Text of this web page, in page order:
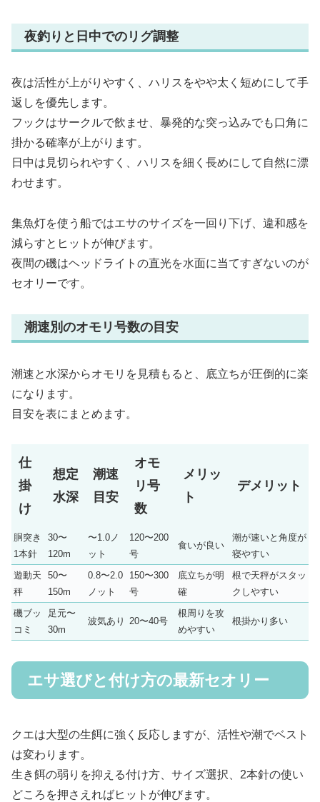
夜釣りと日中でのリグ調整
夜は活性が上がりやすく、ハリスをやや太く短めにして手
返しを優先します。
フックはサークルで飲ませ、暴発的な突っ込みでも口角に
掛かる確率が上がります。
日中は見切られやすく、ハリスを細く長めにして自然に漂
わせます。
集魚灯を使う船ではエサのサイズを一回り下げ、違和感を
減らすとヒットが伸びます。
夜間の磯はヘッドライトの直光を水面に当てすぎないのが
セオリーです。
潮速別のオモリ号数の目安
潮速と水深からオモリを見積もると、底立ちが圧倒的に楽
になります。
目安を表にまとめます。
仕
掛
け
想定
水深
潮速
目安
オモ
リ号
数
メリッ
ト
デメリット
胴突き
1本針
30〜
120m
〜1.0ノ
ット
120〜200
号
食いが良い
潮が速いと角度が
寝やすい
遊動天
秤
50〜
150m
0.8〜2.0
ノット
150〜300
号
底立ちが明
確
根で天秤がスタッ
クしやすい
磯ブッ
コミ
足元〜
30m
波気あり 20〜40号
根周りを攻
めやすい
根掛かり多い
エサ選びと付け方の最新セオリー
クエは大型の生餌に強く反応しますが、活性や潮でベスト
は変わります。
生き餌の弱りを抑える付け方、サイズ選択、2本針の使い
どころを押さえればヒットが伸びます。